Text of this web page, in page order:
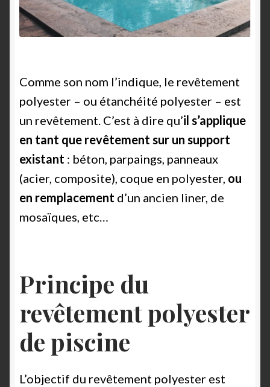
Comme son nom l’indique, le revêtement
polyester – ou étanchéité polyester – est
un revêtement. C’est à dire qu’il s’applique
en tant que revêtement sur un support
existant : béton, parpaings, panneaux
(acier, composite), coque en polyester, ou
en remplacement d’un ancien liner, de
mosaïques, etc…
Principe du
revêtement polyester
de piscine
L’objectif du revêtement polyester est